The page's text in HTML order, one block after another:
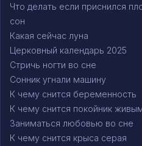
Что делать если приснился
сон
Какая сейчас луна
Церковный календарь 2025
Стричь ногти во сне
Сонник угнали машину
К чему снится беременность
К чему снится покойник
Заниматься любовью во сне
К чему снится крыса серая